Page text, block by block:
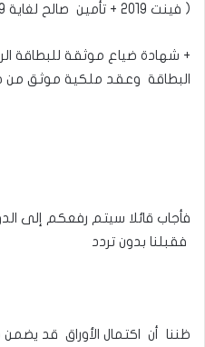
( فينت 2019 + تأمين صالح لغاية 2019 +:ضريبة اابلدية
+ شهادة ضياع موثقة للبطاقة
البطاقة وعقد ملكية موثق
فأجاب قائلا سيتم رفعكم إلى
فقبلنا بدون تردد
ظننا أن اكتمال الأوراق قد